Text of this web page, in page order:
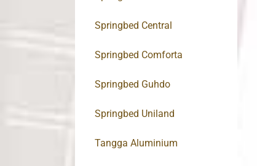
Springbed Central
Springbed Comforta
Springbed Guhdo
Springbed Uniland
Tangga Aluminium